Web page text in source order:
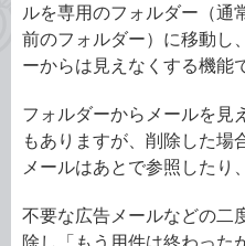
ルを専用のフォルダー（通
前のフォルダー）に移動し
ーからは見えなくする機能
フォルダーからメールを見
もありますが、削除した場
メールはあとで参照したり
不要な広告メールなどの二
除し「もう用件は終わった